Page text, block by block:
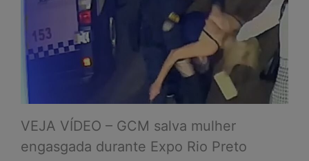
VEJA VÍDEO – GCM salva mulher
engasgada durante Expo Rio Preto